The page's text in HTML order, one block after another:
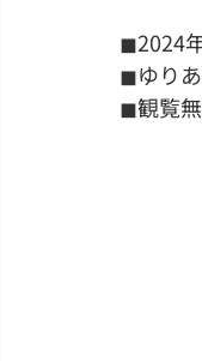
◼2024
◼ゆり
◼観覧